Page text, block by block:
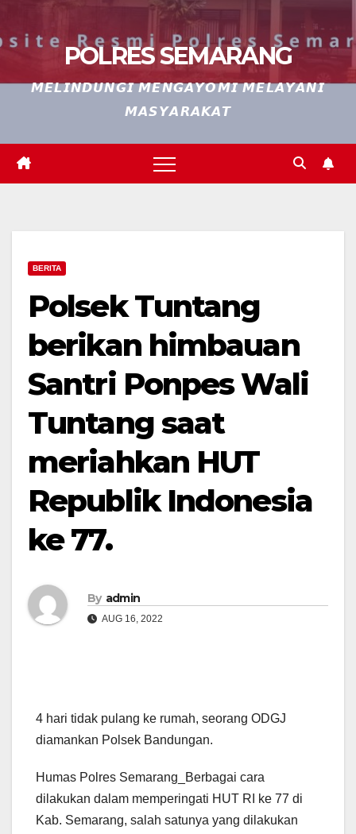
POLRES SEMARANG
𝙈𝙀𝙇𝙄𝙉𝘿𝙐𝙉𝙂𝙄 𝙈𝙀𝙉𝙂𝘼𝙔𝙊𝙈𝙄 𝙈𝙀𝙇𝘼𝙔𝘼𝙉𝙄
𝙈𝘼𝙎𝙔𝘼𝙍𝘼𝙆𝘼𝙏
BERITA
Polsek Tuntang
berikan himbauan
Santri Ponpes Wali
Tuntang saat
meriahkan HUT
Republik Indonesia
ke 77.
By admin
AUG 16, 2022
4 hari tidak pulang ke rumah, seorang ODGJ
diamankan Polsek Bandungan.
Humas Polres Semarang_Berbagai cara
dilakukan dalam memperingati HUT RI ke 77 di
Kab. Semarang, salah satunya yang dilakukan